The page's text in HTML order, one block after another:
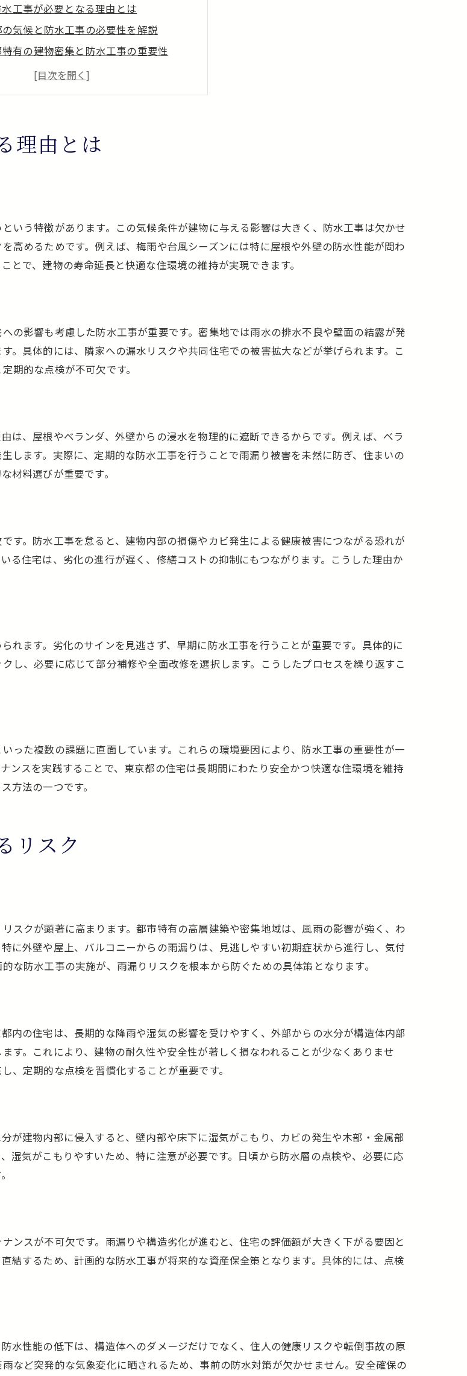
工事が必要となる理由とは
気候と防水工事の必要性を解説
有の建物密集と防水工事の重要性
防止に欠かせない防水工事の役割
が住宅メンテナンスに不可欠な理由
の住宅環境と防水工事の関係性
怠ると住宅に起こるリスク
腐食を防ぐ防水工事の必要性
値低下を防ぐための防水工事対策
安全確保に欠かせない防水工事
事の時期を見極めるためのポイント
ンを知り適切な防水工事を実施
防水工事が建物寿命を延ばす理由
事のタイミングが重要な理由を解説
水工事をしない場合の影響
防水工事未実施による雨漏り被害
ダの劣化を防ぐ防水工事のポイント
維持に役立つベランダ防水工事
で住宅価値が維持できる理由
に有利な防水工事のメンテナンス効果
資産維持を実現する防水工事のコツ
期とメンテナンスのポイント解説
の適切な周期を知るメリット
点検とメンテナンスの重要性
候を見逃さない防水工事のチェック方法
気候に対応した防水工事のポイント
造別の防水工事対策を徹底解説
ための防水工事実践ガイド
る業者選びと防水工事のポイント
から学ぶ防水工事で後悔しない方法
を成功させるための準備と注意点
理由とは
いう特徴があります。この気候条件が建物に与える影響は大きく、防水工事は欠かせ
高めるためです。例えば、梅雨や台風シーズンには特に屋根や外壁の防水性能が問わ
で、建物の寿命延長と快適な住環境の維持が実現できます。
の影響も考慮した防水工事が重要です。密集地では雨水の排水不良や壁面の結露が発
。具体的には、隣家への漏水リスクや共同住宅での被害拡大などが挙げられます。こ
期的な点検が不可欠です。
は、屋根やベランダ、外壁からの浸水を物理的に遮断できるからです。例えば、ベラ
します。実際に、定期的な防水工事を行うことで雨漏り被害を未然に防ぎ、住まいの
材料選びが重要です。
す。防水工事を怠ると、建物内部の損傷やカビ発生による健康被害につながる恐れが
る住宅は、劣化の進行が遅く、修繕コストの抑制にもつながります。こうした理由か
れます。劣化のサインを見逃さず、早期に防水工事を行うことが重要です。具体的に
し、必要に応じて部分補修や全面改修を選択します。こうしたプロセスを繰り返すこ
った複数の課題に直面しています。これらの環境要因により、防水工事の重要性が一
ンスを実践することで、東京都の住宅は長期間にわたり安全かつ快適な住環境を維持
方法の一つです。
リスク
スクが顕著に高まります。都市特有の高層建築や密集地域は、風雨の影響が強く、わ
に外壁や屋上、バルコニーからの雨漏りは、見逃しやすい初期症状から進行し、気付
な防水工事の実施が、雨漏りリスクを根本から防ぐための具体策となります。
内の住宅は、長期的な降雨や湿気の影響を受けやすく、外部からの水分が構造体内部
す。これにより、建物の耐久性や安全性が著しく損なわれることが少なくありませ
、定期的な点検を習慣化することが重要です。
が建物内部に侵入すると、壁内部や床下に湿気がこもり、カビの発生や木部・金属部
湿気がこもりやすいため、特に注意が必要です。日頃から防水層の点検や、必要に応
ンスが不可欠です。雨漏りや構造劣化が進むと、住宅の評価額が大きく下がる要因と
結するため、計画的な防水工事が将来的な資産保全策となります。具体的には、点検
水性能の低下は、構造体へのダメージだけでなく、住人の健康リスクや転倒事故の原
など突発的な気象変化に晒されるため、事前の防水対策が欠かせません。安全確保の